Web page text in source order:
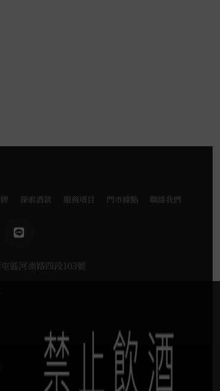
探索酒款 服務項目 門市據點 聯絡我們
區河南路四段103號